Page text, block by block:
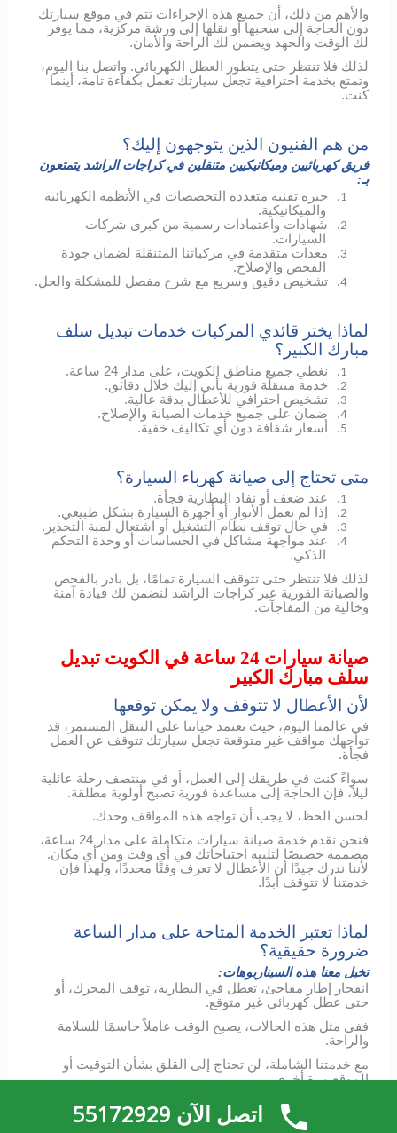
والأهم من ذلك، أن جميع هذه الإجراءات تتم في موقع سيارتك
دون الحاجة إلى سحبها أو نقلها إلى ورشة مركزية، مما يوفر
لك الوقت والجهد ويضمن لك الراحة والأمان.
لذلك فلا تنتظر حتى يتطور العطل الكهربائي. واتصل بنا اليوم،
وتمتع بخدمة احترافية تجعل سيارتك تعمل بكفاءة تامة، أينما
كنت.
من هم الفنيون الذين يتوجهون إليك؟
فريق كهربائيين وميكانيكيين متنقلين في كراجات الراشد يتمتعون
بـ:
1.
خبرة تقنية متعددة التخصصات في الأنظمة الكهربائية
والميكانيكية.
2.
شهادات واعتمادات رسمية من كبرى شركات
السيارات.
3.
معدات متقدمة في مركباتنا المتنقلة لضمان جودة
الفحص والإصلاح.
4. تشخيص دقيق وسريع مع شرح مفصل للمشكلة والحل.
لماذا يختر قائدي المركبات خدمات تبديل سلف
مبارك الكبير؟
1. نغطي جميع مناطق الكويت، على مدار 24 ساعة.
2. خدمة متنقلة فورية نأتي إليك خلال دقائق.
3. تشخيص احترافي للأعطال بدقة عالية.
4. ضمان على جميع خدمات الصيانة والإصلاح.
5. أسعار شفافة دون أي تكاليف خفية.
متى تحتاج إلى صيانة كهرباء السيارة؟
1. عند ضعف أو نفاد البطارية فجأة.
2. إذا لم تعمل الأنوار أو أجهزة السيارة بشكل طبيعي.
3. في حال توقف نظام التشغيل أو اشتعال لمبة التحذير.
4.
عند مواجهة مشاكل في الحساسات أو وحدة التحكم
الذكي.
لذلك فلا تنتظر حتى تتوقف السيارة تمامًا، بل بادر بالفحص
والصيانة الفورية عبر كراجات الراشد لنضمن لك قيادة آمنة
وخالية من المفاجآت.
صيانة سيارات 24 ساعة في الكويت تبديل
سلف مبارك الكبير
لأن الأعطال لا تتوقف ولا يمكن توقعها
في عالمنا اليوم، حيث تعتمد حياتنا على التنقل المستمر، قد
تواجهك مواقف غير متوقعة تجعل سيارتك تتوقف عن العمل
فجأة.
سواءً كنت في طريقك إلى العمل، أو في منتصف رحلة عائلية
ليلاً، فإن الحاجة إلى مساعدة فورية تصبح أولوية مطلقة.
لحسن الحظ، لا يجب أن تواجه هذه المواقف وحدك.
فنحن نقدم خدمة صيانة سيارات متكاملة على مدار 24 ساعة،
مصممة خصيصًا لتلبية احتياجاتك في أي وقت ومن أي مكان.
لأننا ندرك جيدًا أن الأعطال لا تعرف وقتًا محددًا، ولهذا فإن
خدمتنا لا تتوقف أبدًا.
لماذا تعتبر الخدمة المتاحة على مدار الساعة
ضرورة حقيقية؟
تخيل معنا هذه السيناريوهات:
انفجار إطار مفاجئ، تعطل في البطارية، توقف المحرك، أو
حتى عطل كهربائي غير متوقع.
ففي مثل هذه الحالات، يصبح الوقت عاملاً حاسمًا للسلامة
والراحة.
مع خدمتنا الشاملة، لن تحتاج إلى القلق بشأن التوقيت أو
الموقع مرة أخرى.
كما أن فريقنا المختص يغطي جميع مناطق الكويت على مدار
الساعة طوال أيام الأسبوع، ويصل إليك مستعدًا تمامًا لتشخيص
اتصل الآن 55172929